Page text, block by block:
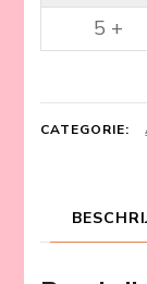
5 +
CATEGORIE: